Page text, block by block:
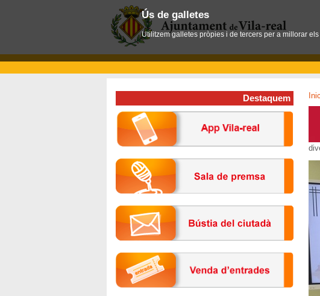
Destaquem
Ús de galletes
Utilitzem galletes pròpies i de tercers per a millorar